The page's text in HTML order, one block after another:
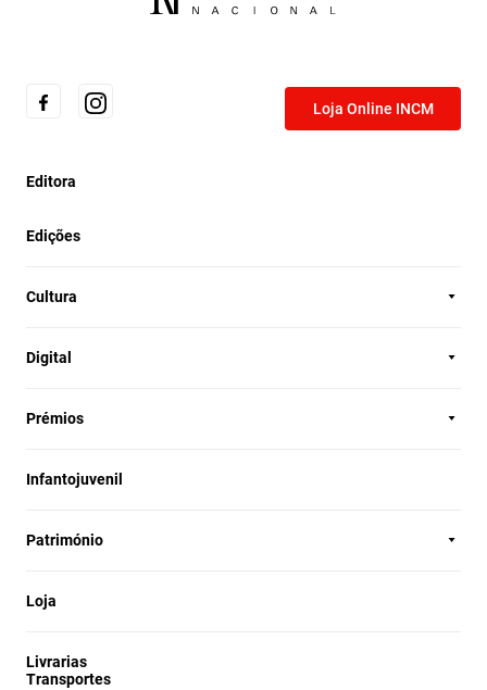
Loja Online INCM
Editora
Edições
Cultura
Digital
Prémios
Infantojuvenil
Património
Loja
Livrarias
Transportes